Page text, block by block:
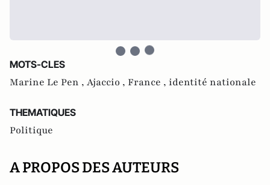
MOTS-CLES
Marine Le Pen , Ajaccio , France , identité nationale
THEMATIQUES
Politique
A PROPOS DES AUTEURS